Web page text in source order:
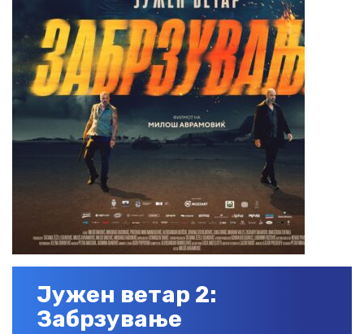
Јужен ветар 2:
Забрзување